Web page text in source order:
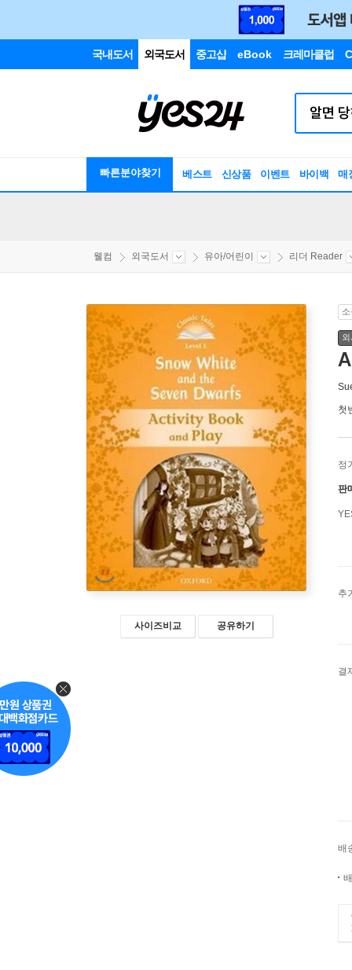
국내도서 외국도서 중고샵 eBook 크레마클럽
빠른분야찾기 베스트 신상품 이벤트 바이백 매
웰컴 외국도서 유아/어린이 리더 Reader
사이즈비교 공유하기
첫
정
판
추
결
배